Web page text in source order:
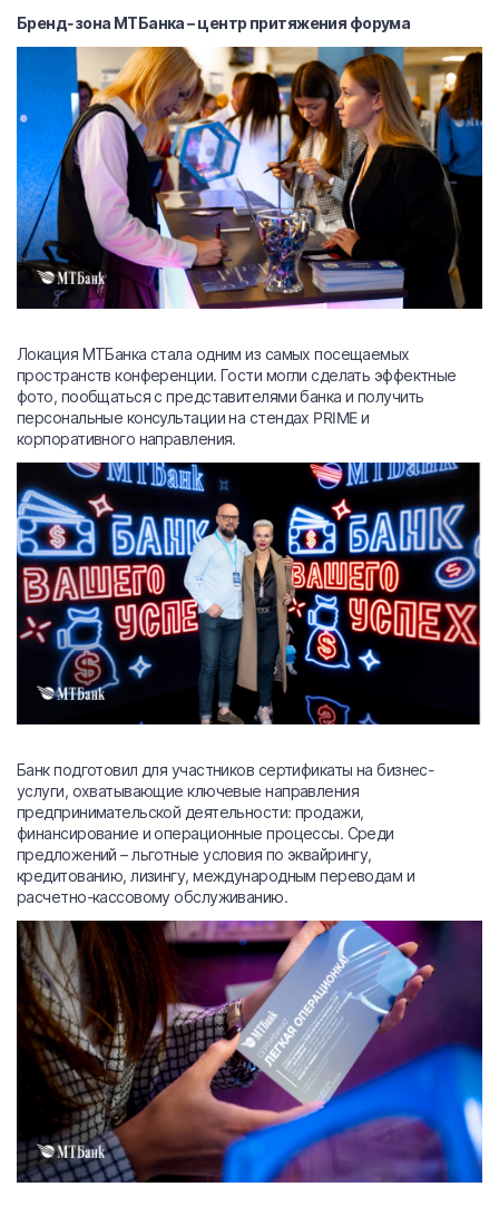
Бренд-зона МТБанка – центр притяжения форума
Локация МТБанка стала одним из самых посещаемых
пространств конференции. Гости могли сделать эффектные
фото, пообщаться с представителями банка и получить
персональные консультации на стендах PRIME и
корпоративного направления.
Банк подготовил для участников сертификаты на бизнес-
услуги, охватывающие ключевые направления
предпринимательской деятельности: продажи,
финансирование и операционные процессы. Среди
предложений – льготные условия по эквайрингу,
кредитованию, лизингу, международным переводам и
расчетно-кассовому обслуживанию.